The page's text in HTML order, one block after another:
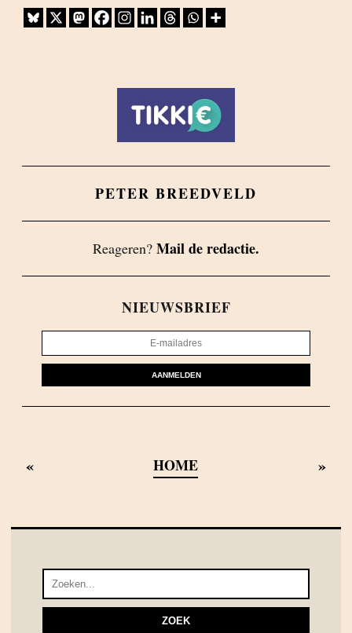
PETER BREEDVELD
Reageren? Mail de redactie.
NIEUWSBRIEF
AANMELDEN
« HOME »